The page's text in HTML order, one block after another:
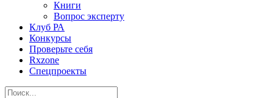
Книги
Вопрос эксперту
Клуб РА
Конкурсы
Проверьте себя
Rxzone
Спецпроекты